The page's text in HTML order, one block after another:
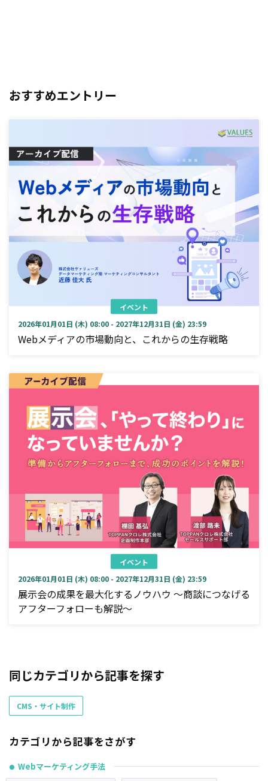
おすすめエントリー
イベント
2026年01月01日 (木) 08:00 - 2027年12月31日 (金) 23:59
Webメディアの市場動向と、これからの生存戦略
イベント
2026年01月01日 (木) 08:00 - 2027年12月31日 (金) 23:59
展示会の成果を最大化するノウハウ ～商談につなげる
アフターフォローも解説～
同じカテゴリから記事を探す
CMS・サイト制作
カテゴリから記事をさがす
● Webマーケティング手法